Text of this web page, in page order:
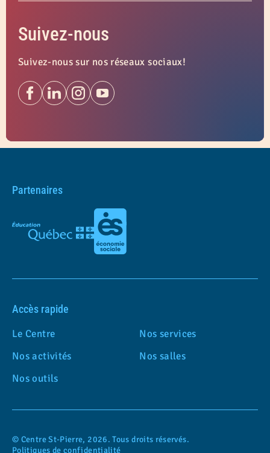
Suivez-nous
Suivez-nous sur nos réseaux sociaux!
Partenaires
Accès rapide
Le Centre
Nos services
Nos activités
Nos salles
Nos outils
© Centre St-Pierre, 2026. Tous droits réservés.
Politiques de confidentialité